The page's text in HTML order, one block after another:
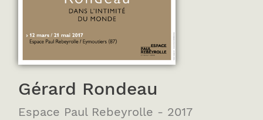
Gérard Rondeau
Espace Paul Rebeyrolle - 2017